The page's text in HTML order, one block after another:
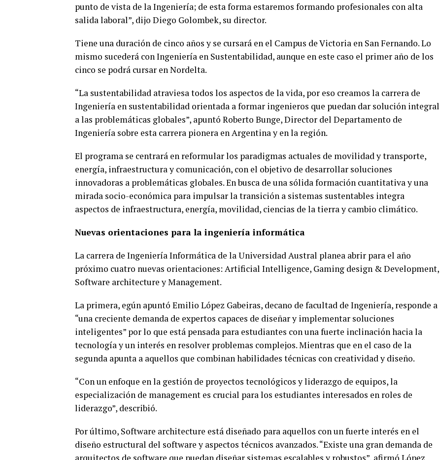
punto de vista de la Ingeniería; de esta forma estaremos formando profesionales con alta
salida laboral”, dijo Diego Golombek, su director.
Tiene una duración de cinco años y se cursará en el Campus de Victoria en San Fernando. Lo
mismo sucederá con Ingeniería en Sustentabilidad, aunque en este caso el primer año de los
cinco se podrá cursar en Nordelta.
“La sustentabilidad atraviesa todos los aspectos de la vida, por eso creamos la carrera de
Ingeniería en sustentabilidad orientada a formar ingenieros que puedan dar solución integral
a las problemáticas globales”, apuntó Roberto Bunge, Director del Departamento de
Ingeniería sobre esta carrera pionera en Argentina y en la región.
El programa se centrará en reformular los paradigmas actuales de movilidad y transporte,
energía, infraestructura y comunicación, con el objetivo de desarrollar soluciones
innovadoras a problemáticas globales. En busca de una sólida formación cuantitativa y una
mirada socio-económica para impulsar la transición a sistemas sustentables integra
aspectos de infraestructura, energía, movilidad, ciencias de la tierra y cambio climático.
Nuevas orientaciones para la ingeniería informática
La carrera de Ingeniería Informática de la Universidad Austral planea abrir para el año
próximo cuatro nuevas orientaciones: Artificial Intelligence, Gaming design & Development,
Software architecture y Management.
La primera, egún apuntó Emilio López Gabeiras, decano de facultad de Ingeniería, responde a
“una creciente demanda de expertos capaces de diseñar y implementar soluciones
inteligentes” por lo que está pensada para estudiantes con una fuerte inclinación hacia la
tecnología y un interés en resolver problemas complejos. Mientras que en el caso de la
segunda apunta a aquellos que combinan habilidades técnicas con creatividad y diseño.
“Con un enfoque en la gestión de proyectos tecnológicos y liderazgo de equipos, la
especialización de management es crucial para los estudiantes interesados en roles de
liderazgo”, describió.
Por último, Software architecture está diseñado para aquellos con un fuerte interés en el
diseño estructural del software y aspectos técnicos avanzados. “Existe una gran demanda de
arquitectos de software que puedan diseñar sistemas escalables y robustos”, afirmó López